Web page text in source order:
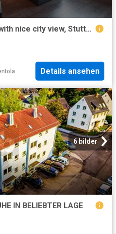
Spacious and new suite with nice city view, Stuttgart
Details ansehen
6 bilder
IN BELIEBTER LAGE